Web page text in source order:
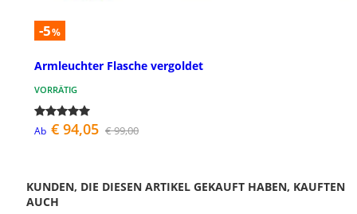
-5%
Armleuchter Flasche vergoldet
VORRÄTIG
Ab € 94,05 € 99,00
KUNDEN, DIE DIESEN ARTIKEL GEKAUFT HABEN, KAUFTEN
AUCH